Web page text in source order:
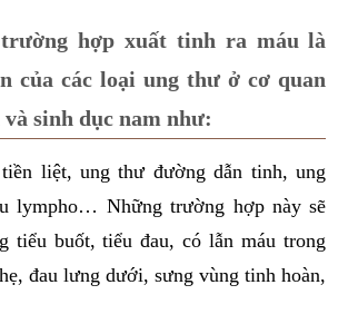
hợp xuất tinh ra máu là
của các loại ung thư ở cơ quan
sinh dục nam như:
liệt, ung thư đường dẫn tinh, ung
lympho… Những trường hợp này sẽ
tiểu buốt, tiểu đau, có lẫn máu trong
đau lưng dưới, sưng vùng tinh hoàn,